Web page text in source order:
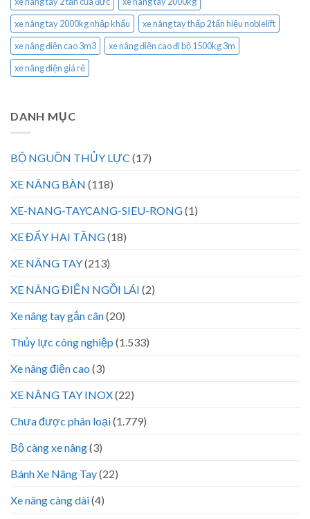
xe nâng tay 2000kg nhập khẩu
xe nâng tay thấp 2 tấn hiệu noblelift
xe nâng điện cao 3m3
xe nâng điện cao đi bộ 1500kg 3m
xe nâng điện giá rẻ
DANH MỤC
BỘ NGUỒN THỦY LỰC (17)
XE NÂNG BÀN (118)
XE-NANG-TAYCANG-SIEU-RONG(1)
XE ĐẨY HAI TẦNG(18)
XE NÂNG TAY(213)
XE NÂNG ĐIỆN NGỒI LÁI (2)
Xe nâng tay gắn cân(20)
Thủy lực công nghiệp (1.533)
Xe nâng điện cao (3)
XE NÂNG TAY INOX(22)
Chưa được phân loại(1.779)
Bộ càng xe nâng(3)
Bánh Xe Nâng Tay(22)
Xe nâng càng dài(4)